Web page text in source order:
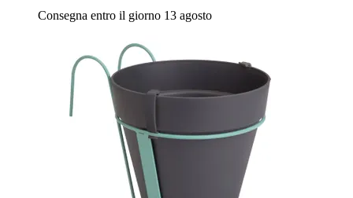
Consegna entro il giorno 13 agosto